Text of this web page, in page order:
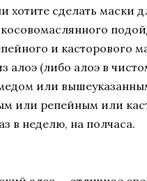
сделать маски
и касторового
алоэ (либо алоэ в
или
или репейным или
в неделю, на полчаса.